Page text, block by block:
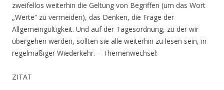
zweifellos weiterhin die Geltung von Begriffen (um das Wort
„Werte“ zu vermeiden), das Denken, die Frage der
Allgemeingültigkeit. Und auf der Tagesordnung, zu der wir
übergehen werden, sollten sie alle weiterhin zu lesen sein, in
regelmäßiger Wiederkehr. – Themenwechsel:
ZITAT